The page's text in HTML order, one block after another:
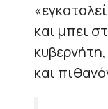
και μπει
και